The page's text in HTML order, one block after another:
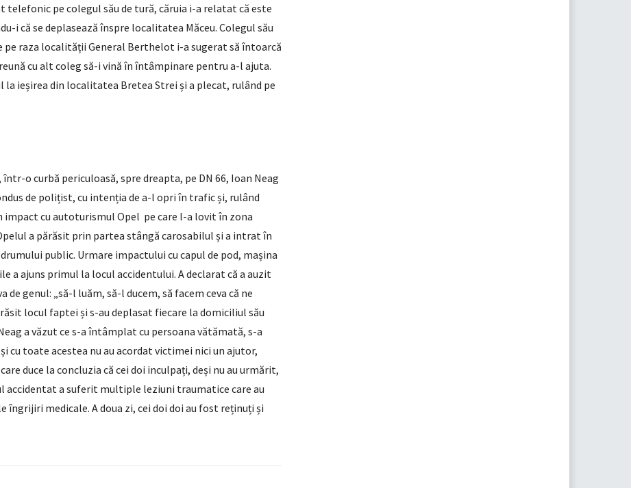
pe colegul său de tură, căruia i-a relatat că este
i că se deplasează înspre localitatea Măceu. Colegul său
raza localității General Berthelot i-a sugerat să întoarcă
cu alt coleg să-i vină în întâmpinare pentru a-l ajuta.
ieșirea din localitatea Bretea Strei și a plecat, rulând pe
o curbă periculoasă, spre dreapta, pe DN 66, Ioan Neag
de polițist, cu intenția de a-l opri în trafic și, rulând
cu autoturismul Opel pe care l-a lovit în zona
a părăsit prin partea stângă carosabilul și a intrat în
public. Urmare impactului cu capul de pod, mașina
a ajuns primul la locul accidentului. A declarat că a auzit
de genul: „să-l luăm, să-l ducem, să facem ceva că ne
locul faptei și s-au deplasat fiecare la domiciliul său
a văzut ce s-a întâmplat cu persoana vătămată, s-a
cu toate acestea nu au acordat victimei nici un ajutor,
duce la concluzia că cei doi inculpați, deși nu au urmărit,
accidentat a suferit multiple leziuni traumatice care au
îngrijiri medicale. A doua zi, cei doi doi au fost reținuți și